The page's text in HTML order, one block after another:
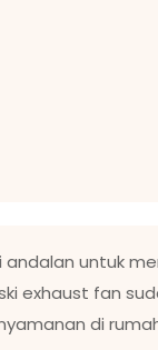
andalan untuk
exhaust fan
di